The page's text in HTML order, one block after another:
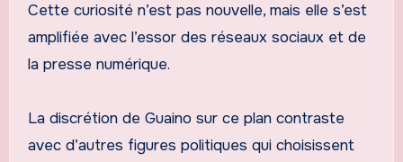
Cette curiosité n’est pas nouvelle, mais elle s’est
amplifiée avec l’essor des réseaux sociaux et de
la presse numérique.
La discrétion de Guaino sur ce plan contraste
avec d’autres figures politiques qui choisissent